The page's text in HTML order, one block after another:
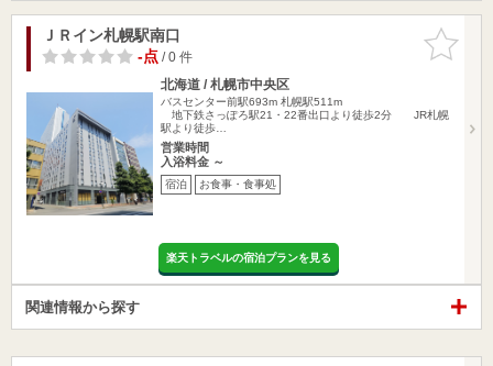
お気に入
りに追加
ＪＲイン札幌駅南口
-点/ 0 件
北海道 / 札幌市中央区
バスセンター前駅693m 札幌駅511m
地下鉄さっぽろ駅21・22番出口より徒歩2分 JR札幌
駅より徒歩…
営業時間
入浴料金 ～
宿泊 お食事・食事処
楽天トラベルの宿泊プランを見る
関連情報から探す